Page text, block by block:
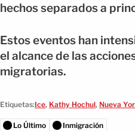
hechos separados a
Estos eventos han
el alcance de las
migratorias.
Etiquetas:Ice, Kathy Hochul, Nueva
Lo Último Inmigración